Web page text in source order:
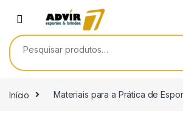
Pesquisar por:
Início Materiais para a Prática de